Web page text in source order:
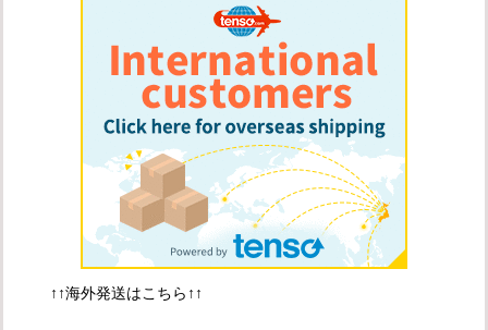
↑↑海外発送はこちら↑↑